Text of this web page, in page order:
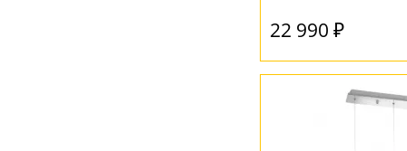
22 990 ₽